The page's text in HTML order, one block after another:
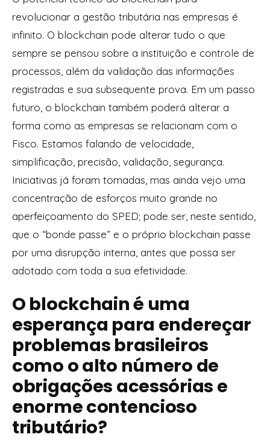
revolucionar a gestão tributária nas empresas é
infinito. O blockchain pode alterar tudo o que
sempre se pensou sobre a instituição e controle de
processos, além da validação das informações
registradas e sua subsequente prova. Em um passo
futuro, o blockchain também poderá alterar a
forma como as empresas se relacionam com o
Fisco. Estamos falando de velocidade,
simplificação, precisão, validação, segurança.
Iniciativas já foram tomadas, mas ainda vejo uma
concentração de esforços muito grande no
aperfeiçoamento do SPED; pode ser, neste sentido,
que o “bonde passe” e o próprio blockchain passe
por uma disrupção interna, antes que possa ser
adotado com toda a sua efetividade.
O blockchain é uma
esperança para endereçar
problemas brasileiros
como o alto número de
obrigações acessórias e
enorme contencioso
tributário?